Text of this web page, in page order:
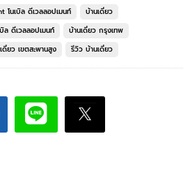
โนเบิล ดีเวลลอปเมนท์
บ้านเดี่ยว
ล ดีเวลลอปเมนท์
บ้านเดี่ยว กรุงเทพ
ดี่ยว เขตสะพานสูง รีวิว บ้านเดี่ยว